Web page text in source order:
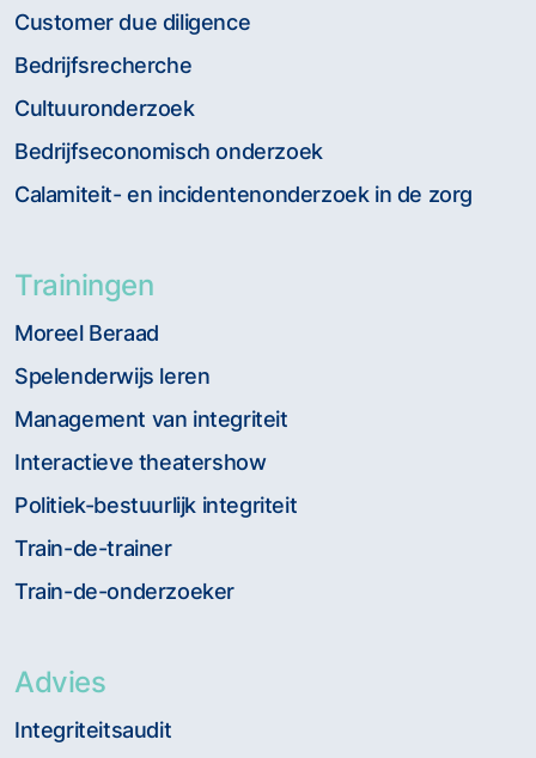
Customer due diligence
Bedrijfsrecherche
Cultuuronderzoek
Bedrijfseconomisch onderzoek
Calamiteit- en incidentenonderzoek in de zorg
Trainingen
Moreel Beraad
Spelenderwijs leren
Management van integriteit
Interactieve theatershow
Politiek-bestuurlijk integriteit
Train-de-trainer
Train-de-onderzoeker
Advies
Integriteitsaudit